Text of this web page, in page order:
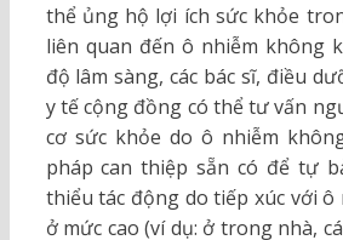
thể ủng hộ lợi ích sức khỏe
liên quan đến ô nhiễm không
độ lâm sàng, các bác sĩ, điều
y tế cộng đồng có thể tư vấn
cơ sức khỏe do ô nhiễm
pháp can thiệp sẵn có để tự
thiểu tác động do tiếp xúc với
ở mức cao (ví dụ: ở trong nhà,